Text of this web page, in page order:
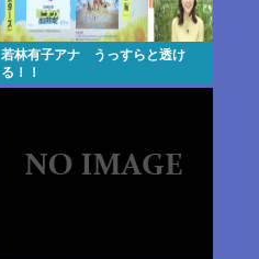
若林有子アナ うっすらと透け
る！！